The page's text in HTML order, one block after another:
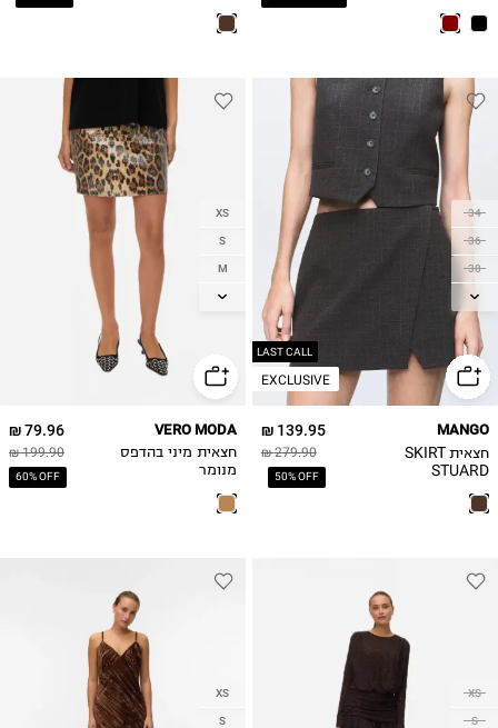
LAST CALL
EXCLUSIVE
34
36
38
40
42
139.95 ₪
279.90 ₪
50% OFF
MANGO
חצאית SKIRT
STUARD
XS
S
M
L
79.96 ₪
199.90 ₪
60% OFF
VERO MODA
חצאית מיני בהדפס
מנומר
XS
S
XS
S